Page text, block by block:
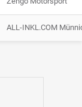
ALL-INKL.COM